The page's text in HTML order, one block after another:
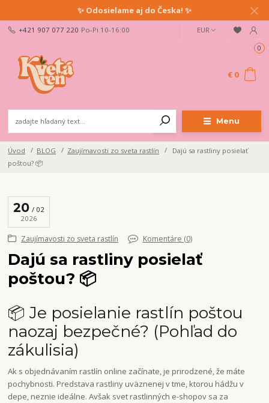
✨ Odosielame aj do Česka! ✨
Menu
EUR
+421 907 077 220 Po-Pi 10-16:00
0
€ 0
Úvod BLOG Zaujímavosti zo sveta rastlín
Dajú sa rastliny posielať
poštou? 📦
20
02
2026
Zaujímavosti zo sveta rastlín Komentáre (0)
Dajú sa rastliny posielať
poštou? 📦
📦 Je posielanie rastlín poštou
naozaj bezpečné? (Pohľad do
zákulisia)
Ak s objednávaním rastlín online začínate, je prirodzené, že máte
pochybnosti. Predstava rastliny uväznenej v tme, ktorou hádžu v
depe, neznie ideálne. Avšak svet rastlinných e-shopov sa za